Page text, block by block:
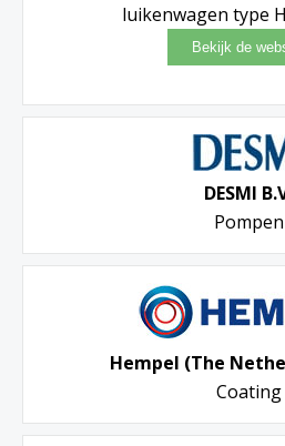
luikenwagen type
DESMI
Pompen
Hempel (The
Coating